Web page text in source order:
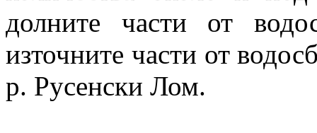
долните части от
източните части от
р. Русенски Лом.